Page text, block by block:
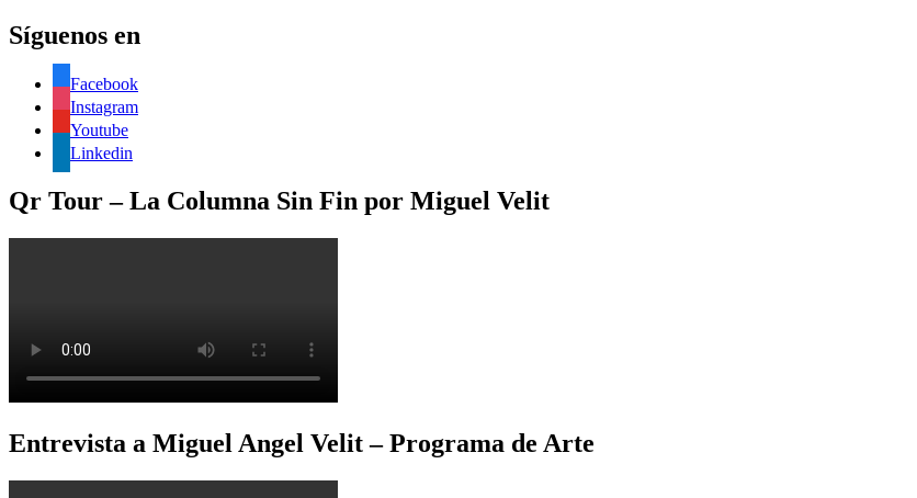
Síguenos en
Facebook
Instagram
Youtube
Linkedin
Qr Tour – La Columna Sin Fin por Miguel Velit
Entrevista a Miguel Angel Velit – Programa de Arte